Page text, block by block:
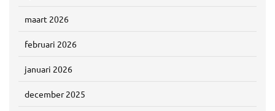
maart 2026
februari 2026
januari 2026
december 2025